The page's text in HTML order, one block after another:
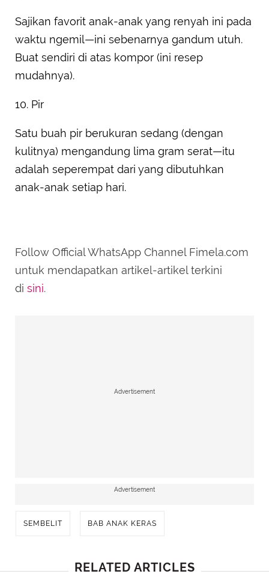
Sajikan favorit anak-anak yang renyah ini pada
waktu ngemil—ini sebenarnya gandum utuh.
Buat sendiri di atas kompor (ini resep
mudahnya).
10. Pir
Satu buah pir berukuran sedang (dengan
kulitnya) mengandung lima gram serat—itu
adalah seperempat dari yang dibutuhkan
anak-anak setiap hari.
Follow Official WhatsApp Channel Fimela.com
untuk mendapatkan artikel-artikel terkini
di sini.
Advertisement
Advertisement
SEMBELIT BAB ANAK KERAS
RELATED ARTICLES